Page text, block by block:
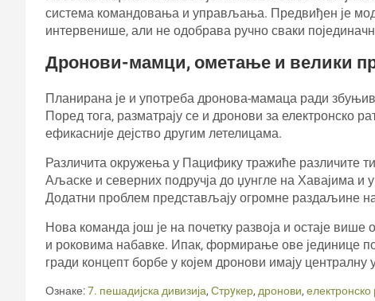
система командовања и управљања. Предвиђен је
интервенише, али не одобрава ручно сваки
Дронови-мамци, ометање и велики
Планирана је и употреба дронова-мамаца ради
Поред тога, разматрају се и дронови за електронско
ефикасније дејство другим летелицама.
Различита окружења у Пацифику тражиће различите
Аљаске и северних подручја до џунгле на Хавајима и
Додатни проблем представљају огромне раздаљине
Нова команда још је на почетку развоја и остаје
и роковима набавке. Ипак, формирање ове јединице
гради концепт борбе у којем дронови имају централну
Ознаке:7. пешадијска дивизија, Стрyкер, дронови,